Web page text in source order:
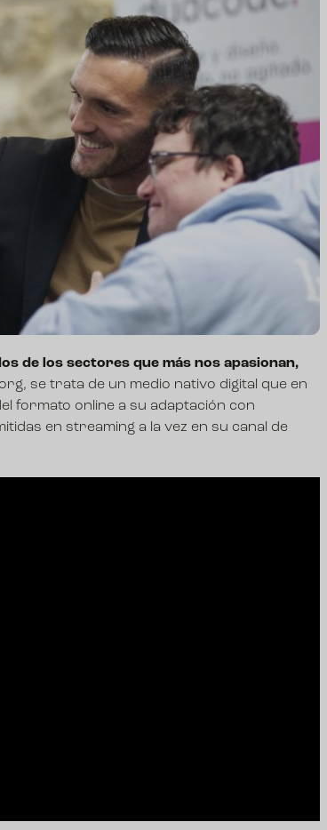
de los sectores que más nos apasionan,
se trata de un medio nativo digital que en
formato online a su adaptación con
en streaming a la vez en su canal de